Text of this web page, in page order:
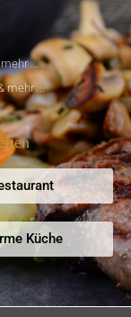
...
mehr ...
Küche